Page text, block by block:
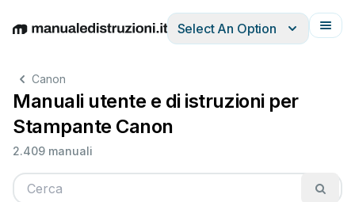
EnglishDeutschEspañolItalianoFrançais
Select An Option
Canon
Manuali utente e di istruzioni per
Stampante Canon
2.409 manuali